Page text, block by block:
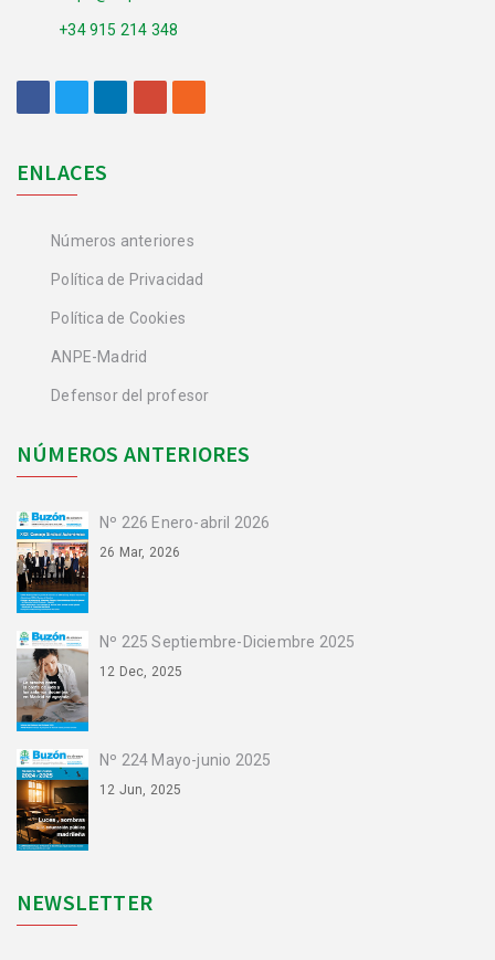
+34 915 214 348
ENLACES
Números anteriores
Política de Privacidad
Política de Cookies
ANPE-Madrid
Defensor del profesor
NÚMEROS ANTERIORES
Nº 226 Enero-abril 2026
26 Mar, 2026
Nº 225 Septiembre-Diciembre 2025
12 Dec, 2025
Nº 224 Mayo-junio 2025
12 Jun, 2025
NEWSLETTER